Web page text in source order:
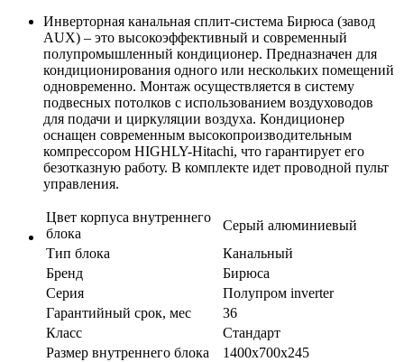
Инверторная канальная сплит-система Бирюса (завод
AUX) – это высокоэффективный и современный
полупромышленный кондиционер. Предназначен для
кондиционирования одного или нескольких помещений
одновременно. Монтаж осуществляется в систему
подвесных потолков с использованием воздуховодов
для подачи и циркуляции воздуха. Кондиционер
оснащен современным высокопроизводительным
компрессором HIGHLY-Hitachi, что гарантирует его
безотказную работу. В комплекте идет проводной пульт
управления.
Цвет корпуса внутреннего
блока
Серый алюминиевый
Тип блока
Канальный
Бренд
Бирюса
Серия
Полупром inverter
Гарантийный срок, мес
36
Класс
Стандарт
Размер внутреннего блока
1400х700х245